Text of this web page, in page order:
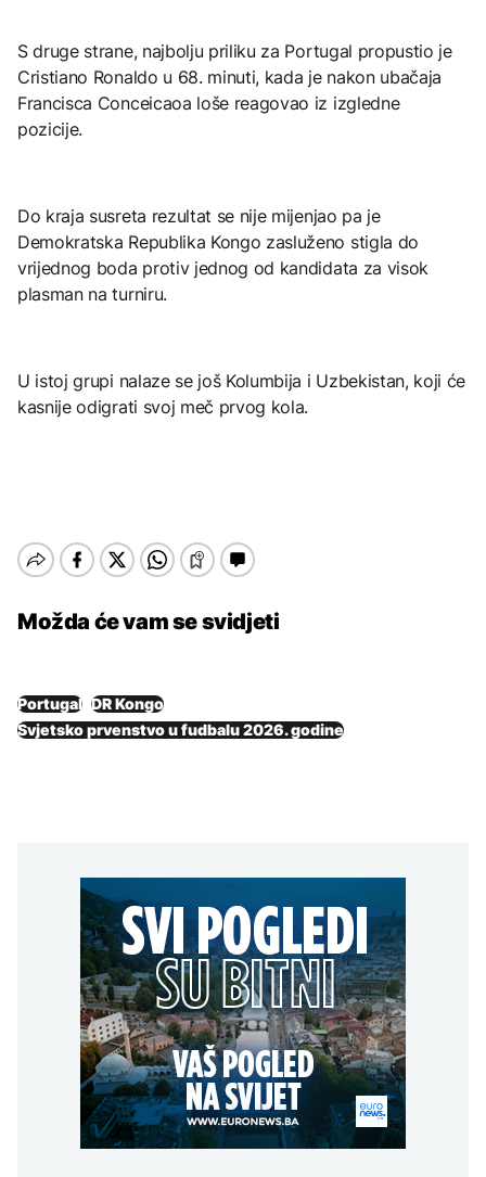
S druge strane, najbolju priliku za Portugal propustio je
Cristiano Ronaldo u 68. minuti, kada je nakon ubačaja
Francisca Conceicaoa loše reagovao iz izgledne
pozicije.
Do kraja susreta rezultat se nije mijenjao pa je
Demokratska Republika Kongo zasluženo stigla do
vrijednog boda protiv jednog od kandidata za visok
plasman na turniru.
U istoj grupi nalaze se još Kolumbija i Uzbekistan, koji će
kasnije odigrati svoj meč prvog kola.
Možda će vam se svidjeti
Portugal DR Kongo
Svjetsko prvenstvo u fudbalu 2026. godine